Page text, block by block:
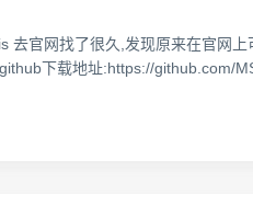
去官网找了很久,发现原来在官网
下载地址:https://github.com/